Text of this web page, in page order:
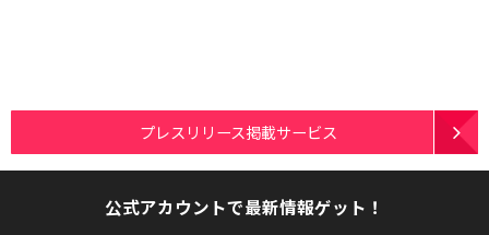
プレスリリース掲載サービス
公式アカウントで最新情報ゲット！